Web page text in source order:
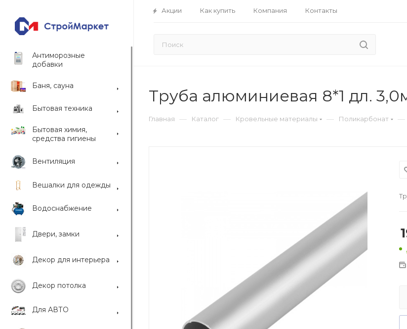
Акции Как купить Компания Контакты
Антиморозные
добавки
Баня, сауна
Бытовая техника
Бытовая химия,
средства гигиены
Вентиляция
Вешалки для одежды
Водоснабжение
Двери, замки
Декор для интерьера
Декор потолка
Для АВТО
Труба алюминиевая 8*1 дл.
Главная — Каталог — Кровельные материалы — Поликарбонат —